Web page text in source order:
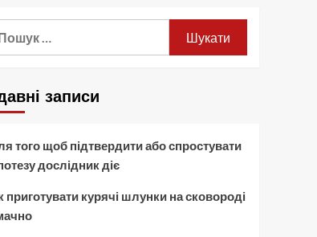
записи
того щоб підтвердити або спростувати
дослідник діє
приготувати курячі шлунки на сковороді